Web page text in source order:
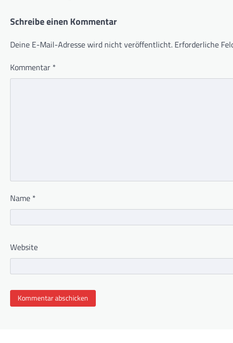
Schreibe einen Kommentar
Deine E-Mail-Adresse wird nicht veröffentlicht. Erforderliche
Kommentar *
Name *
Website